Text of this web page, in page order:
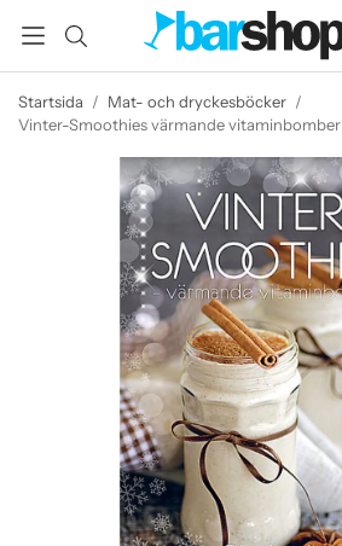
Startsida / Mat- och dryckesböcker /
Vinter-Smoothies värmande vitaminbomber